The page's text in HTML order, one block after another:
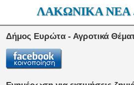
ΛΑΚΩΝΙΚΑ ΝΕΑ
Δήμος Ευρώτα - Αγροτικά